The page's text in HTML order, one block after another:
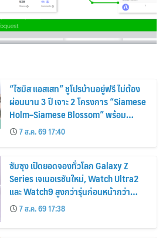
“ไซมิส แอสเสท” ชูโปรบ้านอยู่ฟรี ไม่ต้อง
ผ่อนนาน 3 ปี เจาะ 2 โครงการ “Siamese
Holm–Siamese Blossom” พร้อม
ส่วนลดและสิทธิพิเศษถึง 31 สิงหาคม
2569
7 ส.ค. 69 17:40
ซัมซุง เปิดยอดจองทั่วโลก Galaxy Z
Series เจเนอเรชันใหม่, Watch Ultra2
และ Watch9 สูงกว่ารุ่นก่อนหน้ากว่า
30%7 ส.ค. 69 17:38